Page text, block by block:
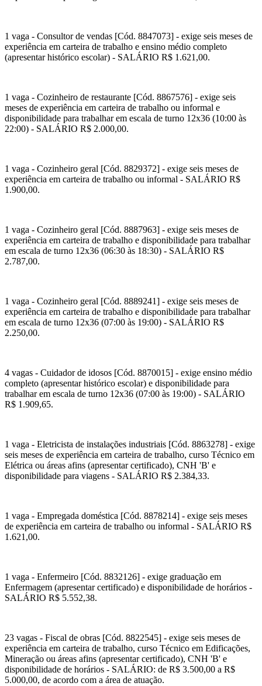
1 vaga - Consultor de vendas [Cód. 8847073] - exige seis meses de
experiência em carteira de trabalho e ensino médio completo
(apresentar histórico escolar) - SALÁRIO R$ 1.621,00.
1 vaga - Cozinheiro de restaurante [Cód. 8867576] - exige seis
meses de experiência em carteira de trabalho ou informal e
disponibilidade para trabalhar em escala de turno 12x36 (10:00 às
22:00) - SALÁRIO R$ 2.000,00.
1 vaga - Cozinheiro geral [Cód. 8829372] - exige seis meses de
experiência em carteira de trabalho ou informal - SALÁRIO R$
1.900,00.
1 vaga - Cozinheiro geral [Cód. 8887963] - exige seis meses de
experiência em carteira de trabalho e disponibilidade para trabalhar
em escala de turno 12x36 (06:30 às 18:30) - SALÁRIO R$
2.787,00.
1 vaga - Cozinheiro geral [Cód. 8889241] - exige seis meses de
experiência em carteira de trabalho e disponibilidade para trabalhar
em escala de turno 12x36 (07:00 às 19:00) - SALÁRIO R$
2.250,00.
4 vagas - Cuidador de idosos [Cód. 8870015] - exige ensino médio
completo (apresentar histórico escolar) e disponibilidade para
trabalhar em escala de turno 12x36 (07:00 às 19:00) - SALÁRIO
R$ 1.909,65.
1 vaga - Eletricista de instalações industriais [Cód. 8863278] - exige
seis meses de experiência em carteira de trabalho, curso Técnico em
Elétrica ou áreas afins (apresentar certificado), CNH 'B' e
disponibilidade para viagens - SALÁRIO R$ 2.384,33.
1 vaga - Empregada doméstica [Cód. 8878214] - exige seis meses
de experiência em carteira de trabalho ou informal - SALÁRIO R$
1.621,00.
1 vaga - Enfermeiro [Cód. 8832126] - exige graduação em
Enfermagem (apresentar certificado) e disponibilidade de horários -
SALÁRIO R$ 5.552,38.
23 vagas - Fiscal de obras [Cód. 8822545] - exige seis meses de
experiência em carteira de trabalho, curso Técnico em Edificações,
Mineração ou áreas afins (apresentar certificado), CNH 'B' e
disponibilidade de horários - SALÁRIO: de R$ 3.500,00 a R$
5.000,00, de acordo com a área de atuação.